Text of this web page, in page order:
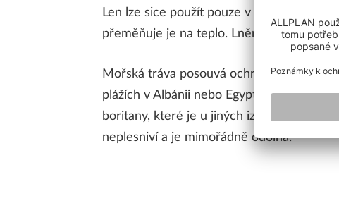
Len lze sice použít pouze v interiéru, ale
přeměňuje je na teplo. Lněné rohože lze
Mořská tráva posouvá ochranu životního
plážích v Albánii nebo Egyptě. Sušený a
boritany, které je u jiných izolačních
neplesniví a je mimořádně odolná.